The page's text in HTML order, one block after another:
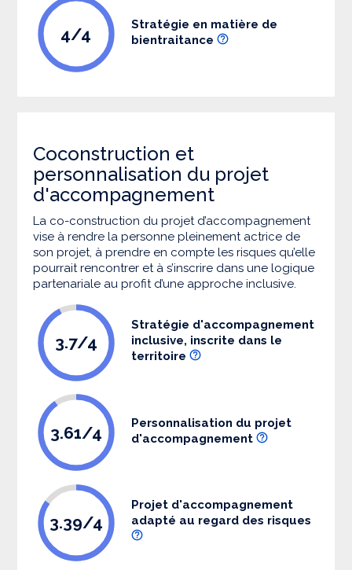
4/4
Stratégie en matière de
bientraitance
Coconstruction et
personnalisation du projet
d'accompagnement
La co-construction du projet d’accompagnement
vise à rendre la personne pleinement actrice de
son projet, à prendre en compte les risques qu’elle
pourrait rencontrer et à s’inscrire dans une logique
partenariale au profit d’une approche inclusive.
3.7/4
Stratégie d'accompagnement
inclusive, inscrite dans le
territoire
3.61/4
Personnalisation du projet
d'accompagnement
3.39/4
Projet d'accompagnement
adapté au regard des risques